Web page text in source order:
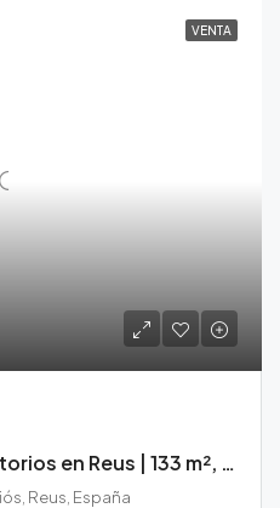
VENTA
Amplio piso de 4 dormitorios en Reus | 133 m², ascensor, amueblado | ¡Oportunidad familiar en zona céntrica! – REF: N163V
Reus, España